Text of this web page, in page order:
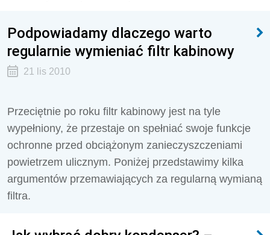
Podpowiadamy dlaczego warto
regularnie wymieniać filtr kabinowy
21 lis 2010
Przeciętnie po roku filtr kabinowy jest na tyle
wypełniony, że przestaje on spełniać swoje funkcje
ochronne przed obciążonym zanieczyszczeniami
powietrzem ulicznym. Poniżej przedstawimy kilka
argumentów przemawiających za regularną wymianą
filtra.